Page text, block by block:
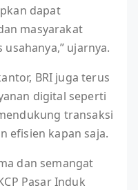
dapat
masyarakat
ujarnya.
BRI juga terus
digital seperti
transaksi
efisien kapan saja.
dan semangat
Pasar Induk